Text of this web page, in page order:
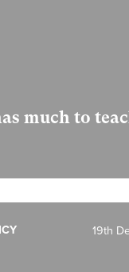
much to
19th